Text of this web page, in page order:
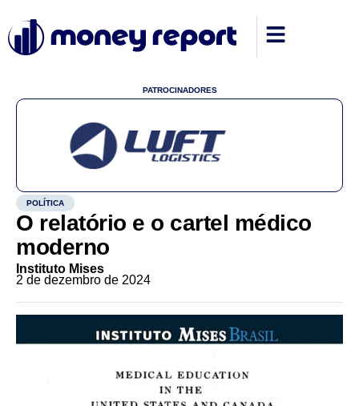
PATROCINADORES
POLÍTICA
O relatório e o cartel médico
moderno
Instituto Mises
2 de dezembro de 2024